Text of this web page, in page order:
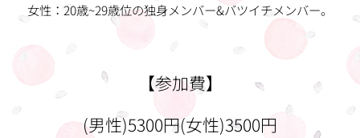
女性：20歳~29歳位の独身メンバー&バツイチメンバー。
【参加費】
(男性)5300円(女性)3500円